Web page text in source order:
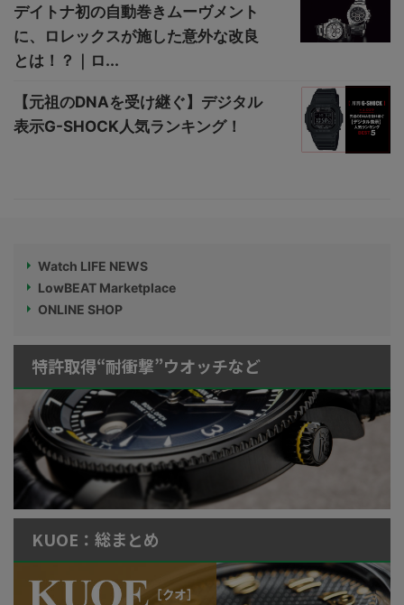
デイトナ初の自動巻きムーヴメント
に、ロレックスが施した意外な改良
とは！？｜ロ...
【元祖のDNAを受け継ぐ】デジタル
表示G-SHOCK人気ランキング！
Watch LIFE NEWS
LowBEAT Marketplace
ONLINE SHOP
特許取得“耐衝撃”ウオッチなど
KUOE：総まとめ